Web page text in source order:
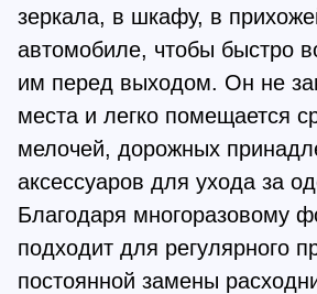
зеркала, в шкафу, в
автомобиле, чтобы быстро
им перед выходом. Он не
места и легко помещается
мелочей, дорожных
аксессуаров для ухода за
Благодаря многоразовому
подходит для регулярного
постоянной замены